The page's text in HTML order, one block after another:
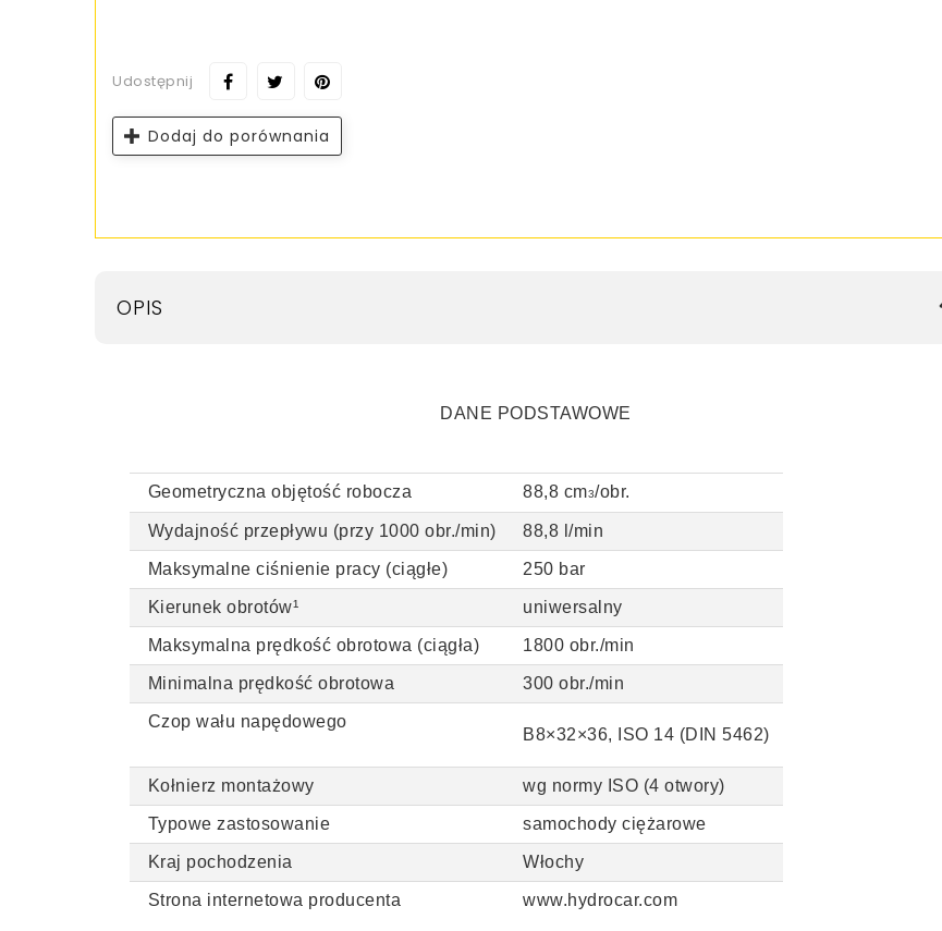
Udostępnij
Dodaj do porównania
OPIS
DANE PODSTAWOWE
Geometryczna objętość robocza 88,8 cm3/obr.
Wydajność przepływu (przy 1000 obr./min) 88,8 l/min
Maksymalne ciśnienie pracy (ciągłe) 250 bar
Kierunek obrotów¹ uniwersalny
Maksymalna prędkość obrotowa (ciągła) 1800 obr./min
Minimalna prędkość obrotowa 300 obr./min
Czop wału napędowego
B8×32×36, ISO 14 (DIN 5462)
Kołnierz montażowy wg normy ISO (4 otwory)
Typowe zastosowanie samochody ciężarowe
Kraj pochodzenia Włochy
Strona internetowa producenta www.hydrocar.com